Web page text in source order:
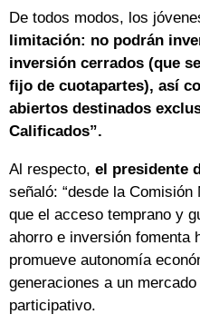
De todos modos, los
limitación: no podrán
inversión cerrados (que
fijo de cuotapartes), así
abiertos destinados
Calificados”.
Al respecto, el presidente
señaló: “desde la
que el acceso temprano y
ahorro e inversión fomenta
promueve autonomía
generaciones a un
participativo.